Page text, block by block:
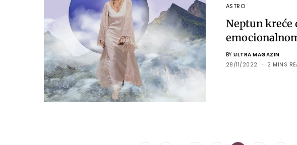
ASTRO
Neptun
BY ULTRA MAGAZIN
28/11/2022
2 MINS